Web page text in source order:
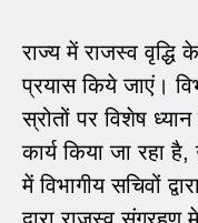
राज्य में राजस्व वृद्धि के
प्रयास किये जाएं।
स्रोतों पर विशेष
कार्य किया जा रहा
में विभागीय सचिवों